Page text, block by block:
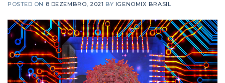
POSTED ON 8 DEZEMBRO, 2021 BY IGENOMIX BRASIL